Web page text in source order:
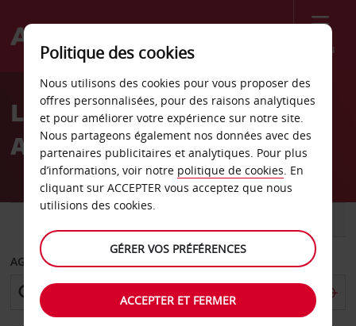
Menu
Welcome
AvisLocation de voiture
Arzignano - Ville
AGENCE DE DÉPART
Politique des cookies
Nous utilisons des cookies pour vous proposer des
offres personnalisées, pour des raisons analytiques
et pour améliorer votre expérience sur notre site.
Nous partageons également nos données avec des
partenaires publicitaires et analytiques. Pour plus
d’informations, voir notre politique de cookies. En
cliquant sur ACCEPTER vous acceptez que nous
utilisions des cookies.
GÉRER VOS PRÉFÉRENCES
ACCEPTER ET FERMER